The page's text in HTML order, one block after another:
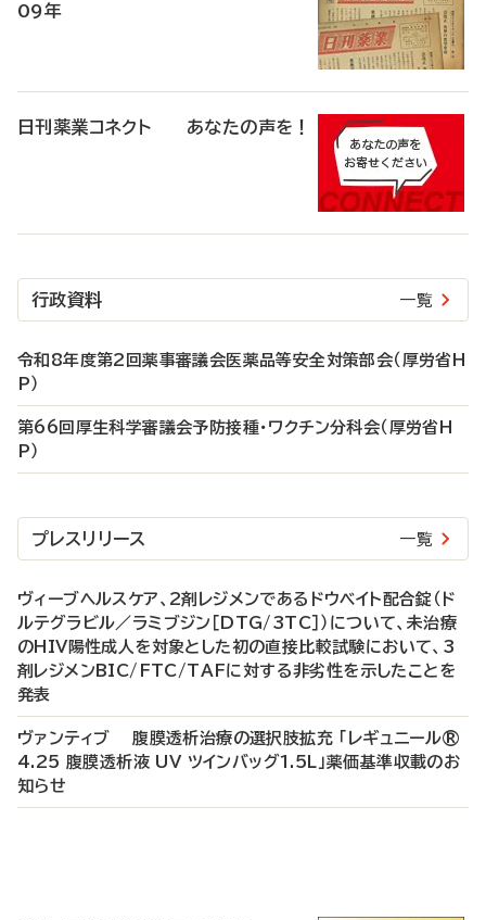
09年
日刊薬業コネクト あなたの声を！
行政資料 一覧
令和8年度第2回薬事審議会医薬品等安全対策部会（厚労省H
P）
第66回厚生科学審議会予防接種・ワクチン分科会（厚労省H
P）
プレスリリース 一覧
ヴィーブヘルスケア、2剤レジメンであるドウベイト配合錠（ド
ルテグラビル／ラミブジン［DTG/3TC］）について、未治療
のHIV陽性成人を対象とした初の直接比較試験において、3
剤レジメンBIC/FTC/TAFに対する非劣性を示したことを
発表
ヴァンティブ 腹膜透析治療の選択肢拡充 「レギュニール®
4.25 腹膜透析液 UV ツインバッグ1.5L」薬価基準収載のお
知らせ